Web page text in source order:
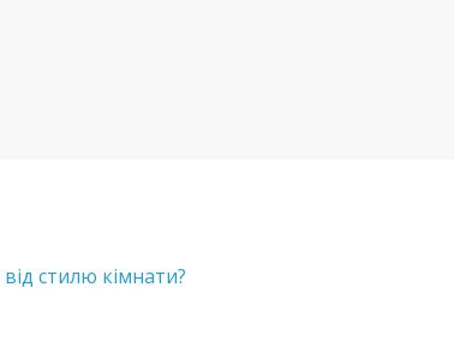
стилю кімнати?